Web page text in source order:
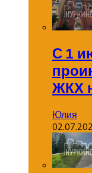
С 1
ЖКХ
Юлия